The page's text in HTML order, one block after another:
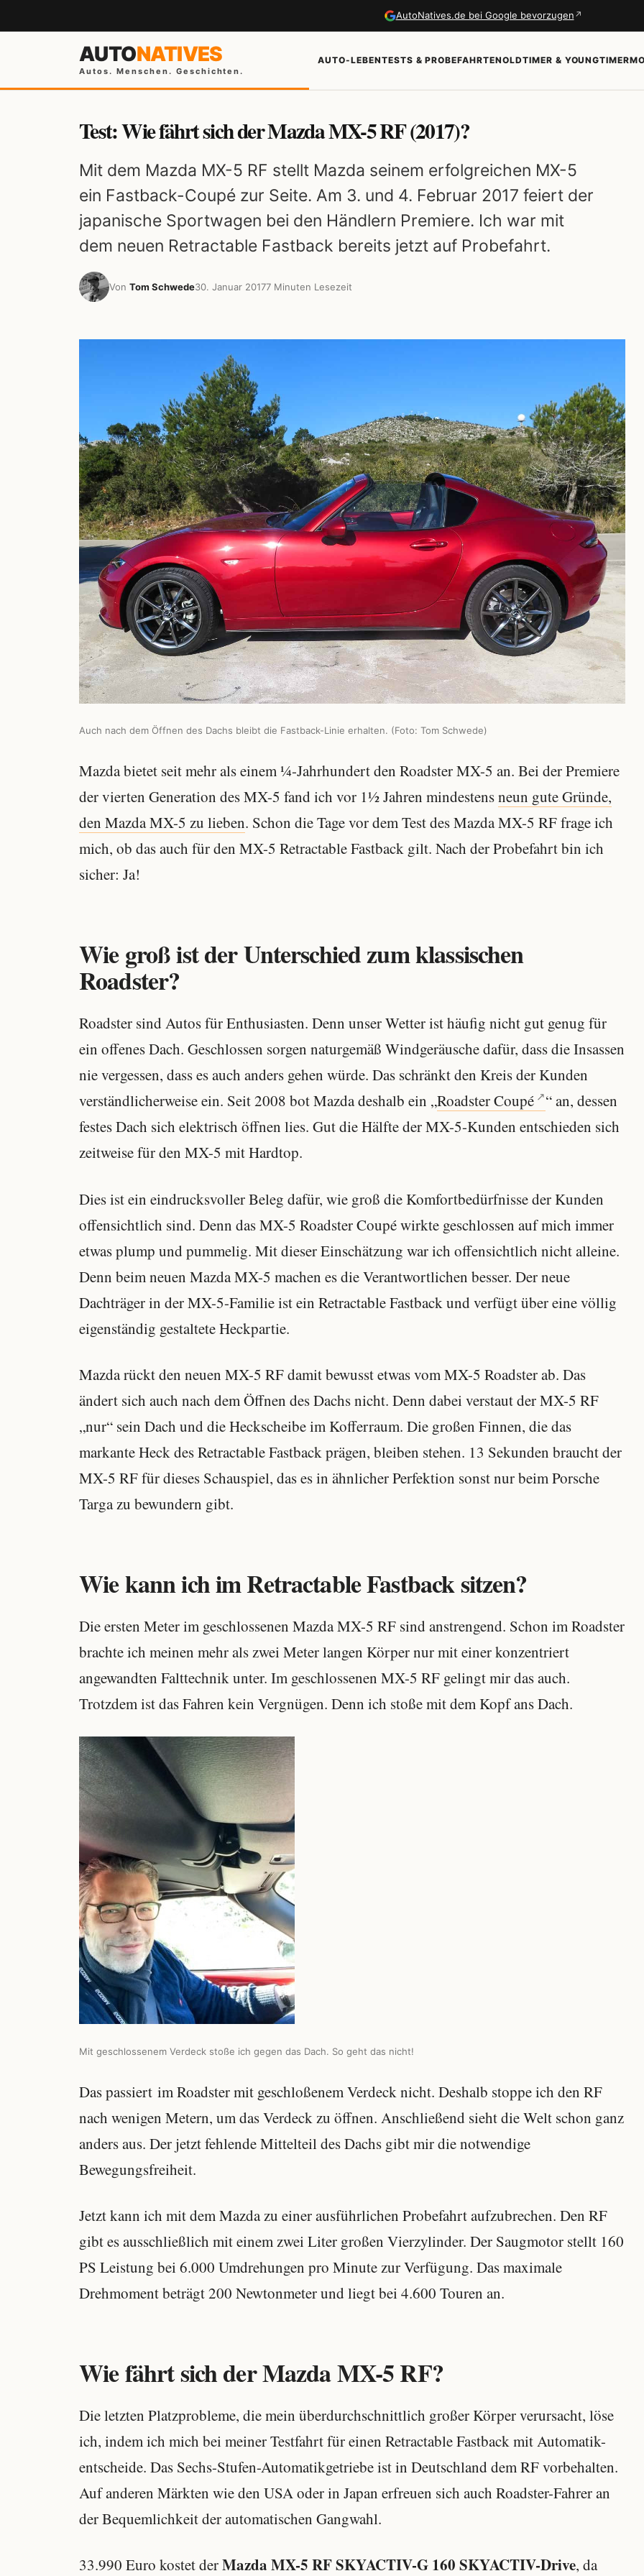
AutoNatives.de bei Google bevorzugen ↗
AUTONATIVES
Autos. Menschen. Geschichten.
AUTO-LEBENTESTS & PROBEFAHRTENOLDTIMER & YOUNGTIMER
Test: Wie fährt sich der Mazda MX-5 RF (2017)?
Mit dem Mazda MX-5 RF stellt Mazda seinem erfolgreichen MX-5
ein Fastback-Coupé zur Seite. Am 3. und 4. Februar 2017 feiert der
japanische Sportwagen bei den Händlern Premiere. Ich war mit
dem neuen Retractable Fastback bereits jetzt auf Probefahrt.
Von Tom Schwede30. Januar 20177 Minuten Lesezeit
Auch nach dem Öffnen des Dachs bleibt die Fastback-Linie erhalten. (Foto: Tom Schwede)
Mazda bietet seit mehr als einem ¼-Jahrhundert den Roadster MX-5 an. Bei der Premiere
der vierten Generation des MX-5 fand ich vor 1½ Jahren mindestensneun gute Gründe,
den Mazda MX-5 zu lieben. Schon die Tage vor dem Test des Mazda MX-5 RF frage ich
mich, ob das auch für den MX-5 Retractable Fastback gilt. Nach der Probefahrt bin ich
sicher: Ja!
Wie groß ist der Unterschied zum klassischen
Roadster?
Roadster sind Autos für Enthusiasten. Denn unser Wetter ist häufig nicht gut genug für
ein offenes Dach. Geschlossen sorgen naturgemäß Windgeräusche dafür, dass die Insassen
nie vergessen, dass es auch anders gehen würde. Das schränkt den Kreis der Kunden
verständlicherweise ein. Seit 2008 bot Mazda deshalb ein „Roadster Coupé
“ an, dessen
festes Dach sich elektrisch öffnen lies. Gut die Hälfte der MX-5-Kunden entschieden sich
zeitweise für den MX-5 mit Hardtop.
Dies ist ein eindrucksvoller Beleg dafür, wie groß die Komfortbedürfnisse der Kunden
offensichtlich sind. Denn das MX-5 Roadster Coupé wirkte geschlossen auf mich immer
etwas plump und pummelig. Mit dieser Einschätzung war ich offensichtlich nicht alleine.
Denn beim neuen Mazda MX-5 machen es die Verantwortlichen besser. Der neue
Dachträger in der MX-5-Familie ist ein Retractable Fastback und verfügt über eine völlig
eigenständig gestaltete Heckpartie.
Mazda rückt den neuen MX-5 RF damit bewusst etwas vom MX-5 Roadster ab. Das
ändert sich auch nach dem Öffnen des Dachs nicht. Denn dabei verstaut der MX-5 RF
„nur“ sein Dach und die Heckscheibe im Kofferraum. Die großen Finnen, die das
markante Heck des Retractable Fastback prägen, bleiben stehen. 13 Sekunden braucht der
MX-5 RF für dieses Schauspiel, das es in ähnlicher Perfektion sonst nur beim Porsche
Targa zu bewundern gibt.
Wie kann ich im Retractable Fastback sitzen?
Die ersten Meter im geschlossenen Mazda MX-5 RF sind anstrengend. Schon im Roadster
brachte ich meinen mehr als zwei Meter langen Körper nur mit einer konzentriert
angewandten Falttechnik unter. Im geschlossenen MX-5 RF gelingt mir das auch.
Trotzdem ist das Fahren kein Vergnügen. Denn ich stoße mit dem Kopf ans Dach.
Mit geschlossenem Verdeck stoße ich gegen das Dach. So geht das nicht!
Das passiert im Roadster mit geschloßenem Verdeck nicht. Deshalb stoppe ich den RF
nach wenigen Metern, um das Verdeck zu öffnen. Anschließend sieht die Welt schon ganz
anders aus. Der jetzt fehlende Mittelteil des Dachs gibt mir die notwendige
Bewegungsfreiheit.
Jetzt kann ich mit dem Mazda zu einer ausführlichen Probefahrt aufzubrechen. Den RF
gibt es ausschließlich mit einem zwei Liter großen Vierzylinder. Der Saugmotor stellt 160
PS Leistung bei 6.000 Umdrehungen pro Minute zur Verfügung. Das maximale
Drehmoment beträgt 200 Newtonmeter und liegt bei 4.600 Touren an.
Wie fährt sich der Mazda MX-5 RF?
Die letzten Platzprobleme, die mein überdurchschnittlich großer Körper verursacht, löse
ich, indem ich mich bei meiner Testfahrt für einen Retractable Fastback mit Automatik-
entscheide. Das Sechs-Stufen-Automatikgetriebe ist in Deutschland dem RF vorbehalten.
Auf anderen Märkten wie den USA oder in Japan erfreuen sich auch Roadster-Fahrer an
der Bequemlichkeit der automatischen Gangwahl.
33.990 Euro kostet derMazda MX-5 RFSKYACTIV-G 160 SKYACTIV-Drive, da